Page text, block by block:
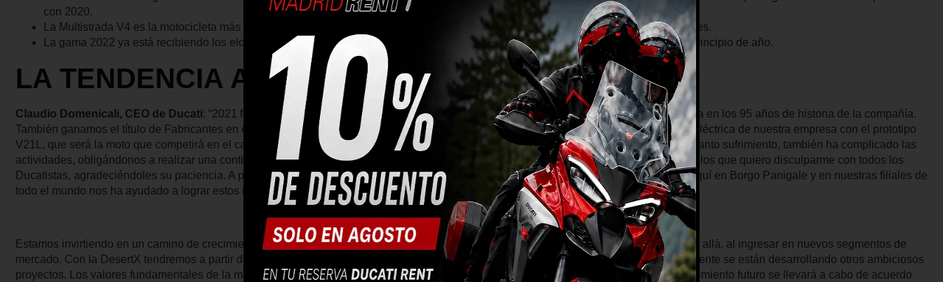
con 2020.
La Multistrada V4 es la motocicleta más vendida y popular de los
en 2021 con 9.957 motocicletas entregadas a los clientes.
La gama 2022 ya está recibiendo los elogios de los aficionados, como lo demuestra la cartera de pedidos más alta de la historia a principio de año.
LA TENDENCIA ASCENDENTE NO TIENE LÍMITES
Claudio Domenicali, CEO de Ducati: “2021 fue un año mágico para Ducati. Entregamos más de 59.000 motos, una cifra jamás alcanzada en los 95 años de historia de la compañía.
También ganamos el título de Fabricantes en el Campeonato del Mundo de MotoGP por segundo año consecutivo y comenzamos la era eléctrica de nuestra empresa con el prototipo
V21L, que será la moto que competirá en el campeonato de MotoE a partir de 2023. La pandemia, que aún continúa, además de generar tanto sufrimiento, también ha complicado las
actividades, obligándonos a realizar una continua reorganización interna. Las cadenas de suministro crearon retrasos en las entregas por los que quiero disculparme con todos los
Ducatistas, agradeciéndoles su paciencia. A pesar de todas estas dificultades, el deseo de superación que caracteriza a los empleados aquí en Borgo Panigale y en nuestras filiales de
todo el mundo nos ha ayudado a lograr estos resultados récord.
Estamos invirtiendo en un camino de crecimiento extremadamente ambicioso que llevará a la empresa a mejorar aún más, en 2022 y más allá, al ingresar en nuevos segmentos de
mercado. Con la DesertX tendremos a partir de este año una propuesta sumamente atractiva para los aficionados a la aventura, y actualmente se están desarrollando otros ambiciosos
proyectos. Los valores fundamentales de la marca -Estilo, Sofisticación, Rendimiento y Confianza- están más vigentes que nunca. El crecimiento futuro se llevará a cabo de acuerdo